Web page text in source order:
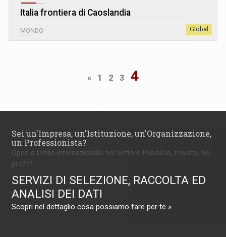
Italia frontiera di Caoslandia
MONDO Global
« 1 2 3 4
Sei un'Impresa, un'Istituzione, un'Organizzazione,
un Professionista?
Operi a livello internazionale nel settore Pubblico, Privato, No-
profit?
SERVIZI DI SELEZIONE, RACCOLTA ED
ANALISI DEI DATI
Scopri nel dettaglio cosa possiamo fare per te »